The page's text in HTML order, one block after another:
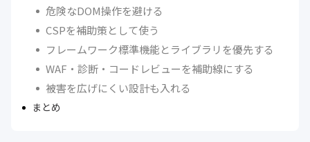
危険なDOM操作を避ける
CSPを補助策として使う
フレームワーク標準機能とライブラリを優先する
WAF・診断・コードレビューを補助線にする
被害を広げにくい設計も入れる
まとめ